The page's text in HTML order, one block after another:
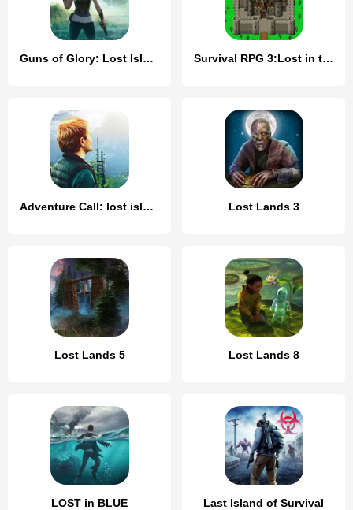
Guns of Glory: Lost Island Survival RPG 3:Lost in time 2D
Adventure Call: lost island Lost Lands 3
Lost Lands 5 Lost Lands 8
LOST in BLUE Last Island of Survival